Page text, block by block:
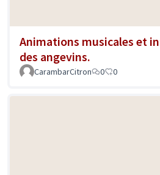
Animations musicales et
des angevins.
CarambarCitron 0 0